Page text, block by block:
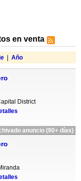
en venta
Año
District
anuncio (90+ días)